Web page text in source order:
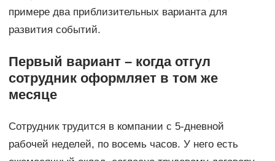
примере два приблизительных варианта для
развития событий.
Первый вариант – когда отгул
сотрудник оформляет в том же
месяце
Сотрудник трудится в компании с 5-дневной
рабочей неделей, по восемь часов. У него есть